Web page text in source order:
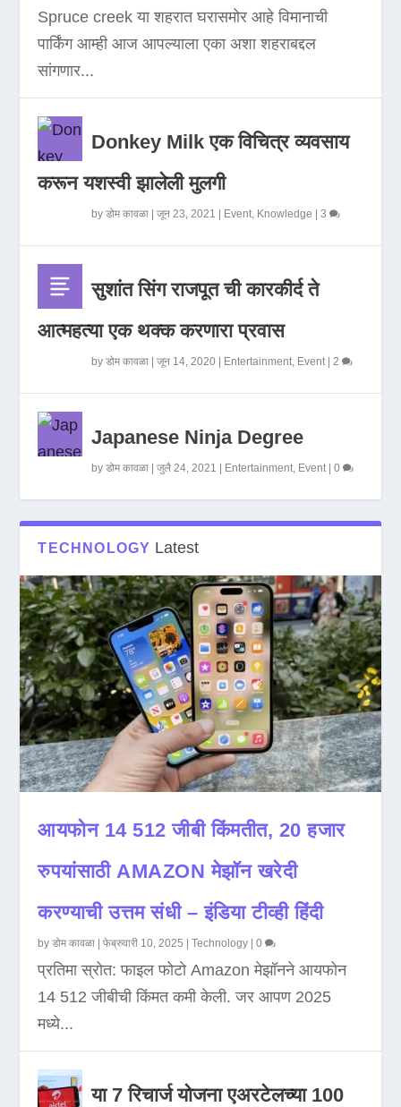
Spruce creek या शहरात घरासमोर आहे विमानाची
पार्किंग आम्ही आज आपल्याला एका अशा शहराबद्दल
सांगणार...
Donkey Milk एक विचित्र व्यवसाय
करून यशस्वी झालेली मुलगी
byडोम कावळा |जून 23, 2021 Event, Knowledge |3
सुशांत सिंग राजपूत ची कारकीर्द ते
आत्महत्या एक थक्क करणारा प्रवास
byडोम कावळा |जून 14, 2020 Entertainment, Event|2
Japanese Ninja Degree
byडोम कावळा |जुलै 24, 2021 Entertainment, Event|0
TECHNOLOGY Latest
आयफोन 14 512 जीबी किंमतीत, 20 हजार
रुपयांसाठी AMAZON मेझॉन खरेदी
करण्याची उत्तम संधी – इंडिया टीव्ही हिंदी
byडोम कावळा |फेब्रुवारी 10, 2025 |Technology |0
प्रतिमा स्रोत: फाइल फोटो Amazon मेझॉनने आयफोन
14 512 जीबीची किंमत कमी केली. जर आपण 2025
मध्ये...
या 7 रिचार्ज योजना एअरटेलच्या 100